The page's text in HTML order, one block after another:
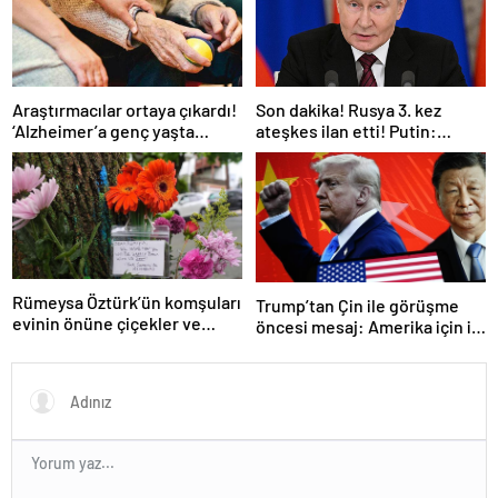
Araştırmacılar ortaya çıkardı!
‘Alzheimer’a genç yaşta
yakalanabilirsiniz’
Son dakika! Rusya 3. kez
ateşkes ilan etti! Putin:
Erdoğan ile görüşme
gerçekleştireceğiz
Rümeysa Öztürk’ün komşuları
evinin önüne çiçekler ve
Trump’tan Çin ile görüşme
öncesi mesaj: Amerika için iyi